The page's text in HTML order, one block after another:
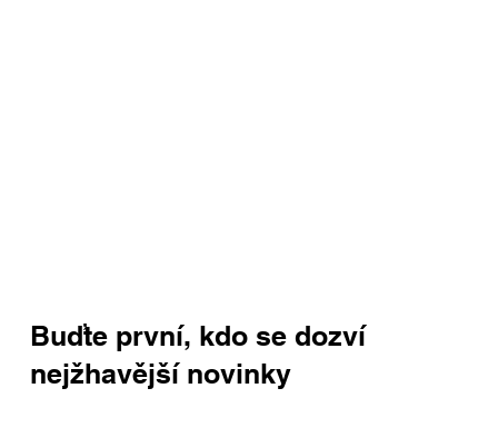
Buďte první, kdo se dozví
nejžhavější novinky